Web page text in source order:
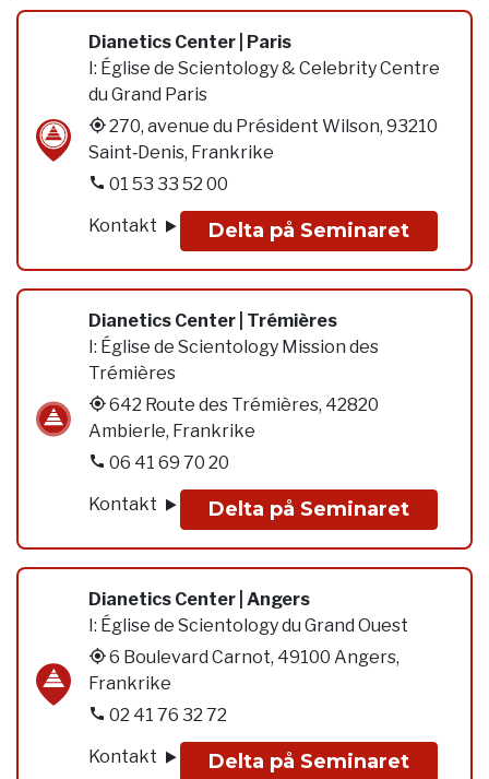
Dianetics Center | Paris
I: Église de Scientology & Celebrity Centre
du Grand Paris
270, avenue du Président Wilson, 93210
Saint‑Denis, Frankrike
01 53 33 52 00
Kontakt
Delta på Seminaret
Dianetics Center | Trémières
I: Église de Scientology Mission des
Trémières
642 Route des Trémières, 42820
Ambierle, Frankrike
06 41 69 70 20
Kontakt
Delta på Seminaret
Dianetics Center | Angers
I: Église de Scientology du Grand Ouest
6 Boulevard Carnot, 49100 Angers,
Frankrike
02 41 76 32 72
Kontakt
Delta på Seminaret